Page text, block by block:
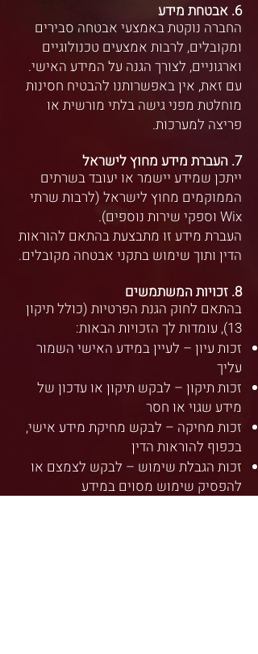
6. אבטחת מידע
החברה נוקטת באמצעי אבטחה סבירים
ומקובלים, לרבות אמצעים טכנולוגיים
וארגוניים, לצורך הגנה על המידע האישי.
עם זאת, אין באפשרותנו להבטיח חסינות
מוחלטת מפני גישה בלתי מורשית או
פריצה למערכות.
7. העברת מידע מחוץ לישראל
ייתכן שמידע יישמר או יעובד בשרתים
הממוקמים מחוץ לישראל (לרבות שרתי
Wix וספקי שירות נוספים).
העברת מידע זו מתבצעת בהתאם להוראות
הדין ותוך שימוש בתקני אבטחה מקובלים.
8. זכויות המשתמשים
בהתאם לחוק הגנת הפרטיות (כולל תיקון
13), עומדות לך הזכויות הבאות:
זכות עיון – לעיין במידע האישי השמור
עליך
זכות תיקון – לבקש תיקון או עדכון של
מידע שגוי או חסר
זכות מחיקה – לבקש מחיקת מידע אישי,
בכפוף להוראות הדין
זכות הגבלת שימוש – לבקש לצמצם או
להפסיק שימוש מסוים במידע